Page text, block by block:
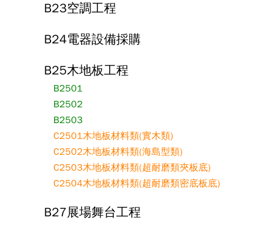
B23空調工程
B24電器設備採購
B25木地板工程
B2501
B2502
B2503
C2501木地板材料類(實木類)
C2502木地板材料類(海島型類)
C2503木地板材料類(超耐磨類夾板底)
C2504木地板材料類(超耐磨類密底板底)
B27展場舞台工程